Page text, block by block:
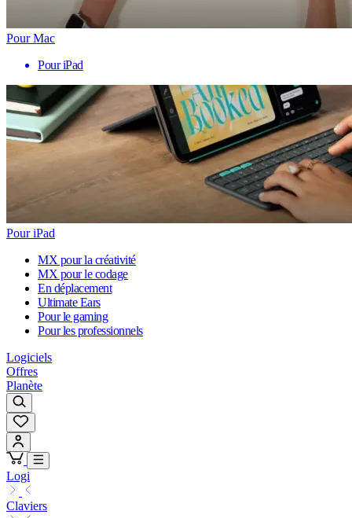
Pour Mac
Pour iPad
Pour iPad
MX pour la créativité
MX pour le codage
En déplacement
Ultimate Ears
Pour le gaming
Pour les professionnels
Logiciels
Offres
Planète
Logi
Claviers